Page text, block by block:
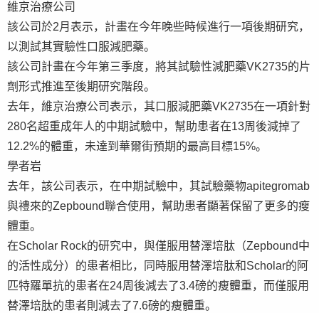
維京治療公司
該公司於2月表示，計畫在今年晚些時候進行一項後期研究，
以測試其實驗性口服減肥藥。
該公司計畫在今年第三季度，將其試驗性減肥藥VK2735的片
劑形式推進至後期研究階段。
去年，維京治療公司表示，其口服減肥藥VK2735在一項針對
280名超重成年人的中期試驗中，幫助患者在13周後減掉了
12.2%的體重，未達到華爾街預期的最高目標15%。
學者岩
去年，該公司表示，在中期試驗中，其試驗藥物apitegromab
與禮來的Zepbound聯合使用，幫助患者顯著保留了更多的瘦
體重。
在Scholar Rock的研究中，與僅服用替澤培肽（Zepbound中
的活性成分）的患者相比，同時服用替澤培肽和Scholar的阿
匹特羅單抗的患者在24周後減去了3.4磅的瘦體重，而僅服用
替澤培肽的患者則減去了7.6磅的瘦體重。